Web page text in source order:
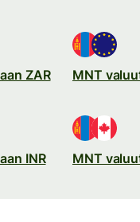
ZAR MNT
INR MNT